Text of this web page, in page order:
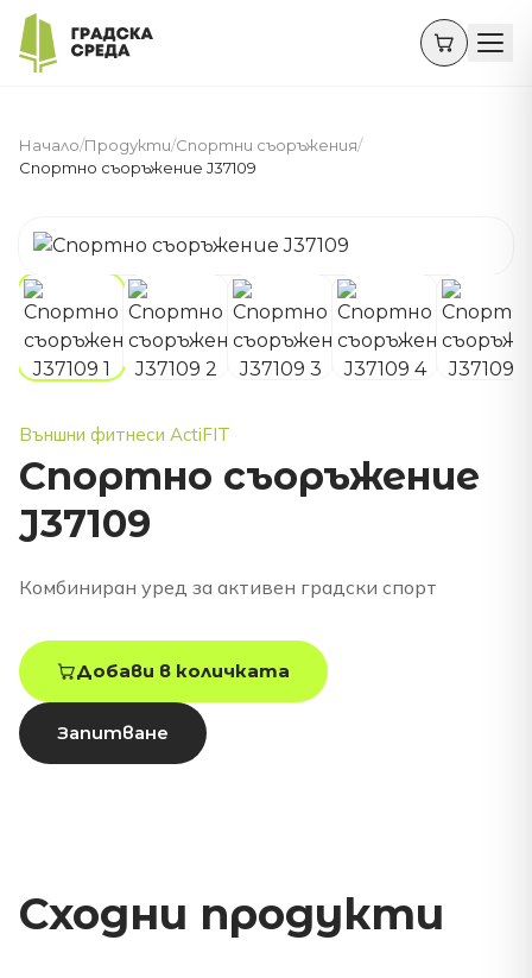
Начало/Продукти/Спортни съоръжения/
Спортно съоръжение J37109
Външни фитнеси ActiFIT
Спортно съоръжение
J37109
Комбиниран уред за активен градски спорт
Добави в количката
Запитване
Сходни продукти